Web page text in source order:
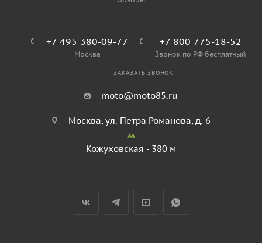
+7 495 380-09-77
Москва
+7 800 775-18-52
Звонок по РФ бесплатный
ЗАКАЗАТЬ ЗВОНОК
moto@moto85.ru
Москва, ул. Петра Романова, д. 6
Кожуховская - 380 м